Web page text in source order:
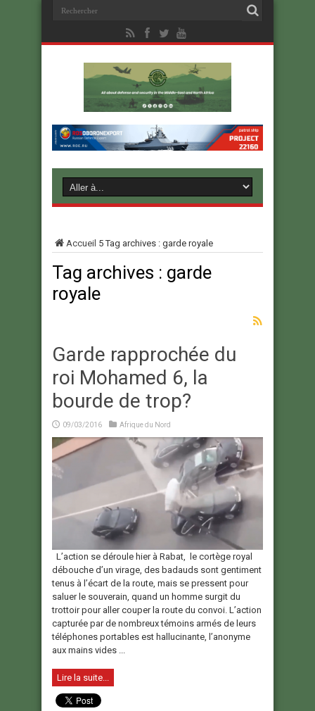
Accueil 5Tag archives : garde royale
Tag archives : garde
royale
Garde rapprochée du
roi Mohamed 6, la
bourde de trop?
09/03/2016 Afrique du Nord
L’action se déroule hier à Rabat, le cortège royal
débouche d’un virage, des badauds sont gentiment
tenus à l’écart de la route, mais se pressent pour
saluer le souverain, quand un homme surgit du
trottoir pour aller couper la route du convoi. L’action
capturée par de nombreux témoins armés de leurs
téléphones portables est hallucinante, l’anonyme
aux mains vides ...
Lire la suite...